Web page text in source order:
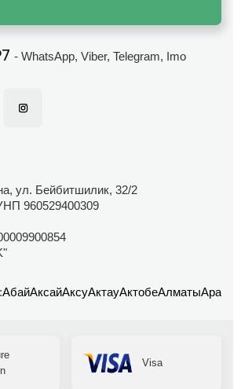
- WhatsApp, Viber, Telegram, Imo
ул. Бейбитшилик, 32/2
960529400309
АбайАксайАксуАктауАктобеАлматы
Visa